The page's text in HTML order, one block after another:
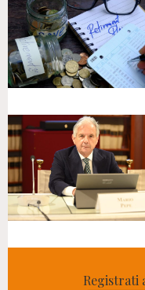
Registrati